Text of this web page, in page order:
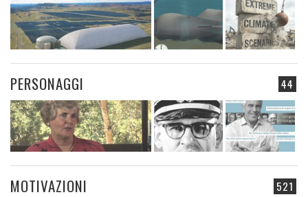
44
PERSONAGGI
521
MOTIVAZIONI